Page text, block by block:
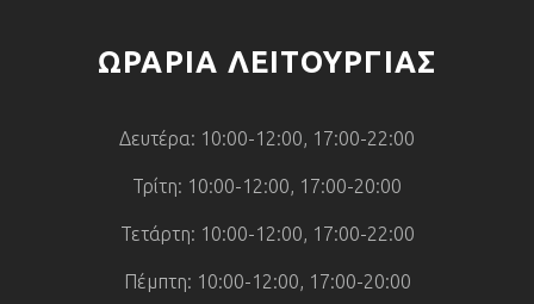
ΩΡΑΡΙΑ ΛΕΙΤΟΥΡΓΙΑΣ
Δευτέρα: 10:00-12:00, 17:00-22:00
Τρίτη: 10:00-12:00, 17:00-20:00
Τετάρτη: 10:00-12:00, 17:00-22:00
Πέμπτη: 10:00-12:00, 17:00-20:00